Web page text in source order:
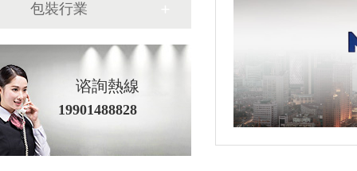
包裝行業
谘詢熱線
19901488828